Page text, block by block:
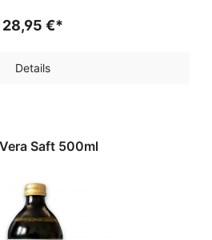
28,95 €*
Details
Saft 500ml